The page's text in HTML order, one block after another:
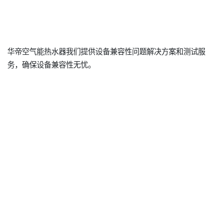
华帝空气能热水器我们提供设备兼容性问题解决方案和测试服
务，确保设备兼容性无忧。